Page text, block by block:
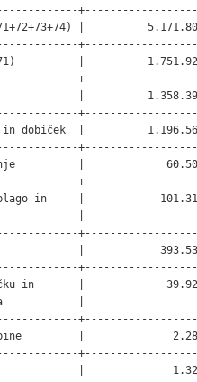
|
|
|
in dobiček  |
|
blago in     |
|
|
in       |
|
|
|